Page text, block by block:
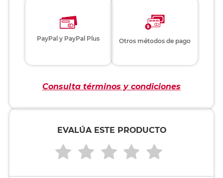
PayPal y PayPal Plus Otros métodos de pago
Consulta términos y condiciones
EVALÚA ESTE PRODUCTO